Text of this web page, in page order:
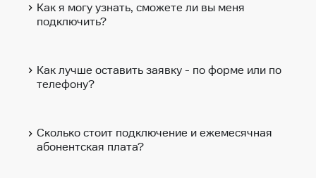
Как я могу узнать, сможете ли вы меня
подключить?
Как лучше оставить заявку - по форме или по
телефону?
Сколько стоит подключение и ежемесячная
абонентская плата?